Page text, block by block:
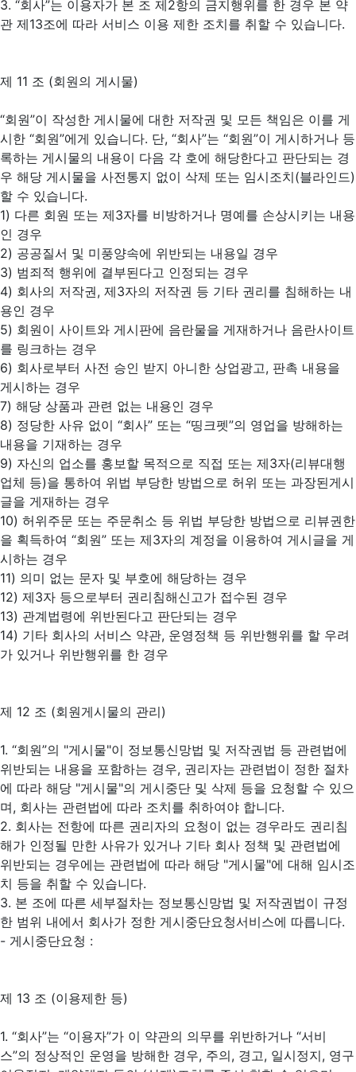
3. “회사”는 이용자가 본 조 제2항의 금지행위를 한 경우 본 약
관 제13조에 따라 서비스 이용 제한 조치를 취할 수 있습니다.
제 11 조 (회원의 게시물)
“회원”이 작성한 게시물에 대한 저작권 및 모든 책임은 이를 게
시한 “회원”에게 있습니다. 단, “회사”는 “회원”이 게시하거나 등
록하는 게시물의 내용이 다음 각 호에 해당한다고 판단되는 경
우 해당 게시물을 사전통지 없이 삭제 또는 임시조치(블라인드)
할 수 있습니다.
1) 다른 회원 또는 제3자를 비방하거나 명예를 손상시키는 내용
인 경우
2) 공공질서 및 미풍양속에 위반되는 내용일 경우
3) 범죄적 행위에 결부된다고 인정되는 경우
4) 회사의 저작권, 제3자의 저작권 등 기타 권리를 침해하는 내
용인 경우
5) 회원이 사이트와 게시판에 음란물을 게재하거나 음란사이트
를 링크하는 경우
6) 회사로부터 사전 승인 받지 아니한 상업광고, 판촉 내용을
게시하는 경우
7) 해당 상품과 관련 없는 내용인 경우
8) 정당한 사유 없이 “회사” 또는 “띵크펫”의 영업을 방해하는
내용을 기재하는 경우
9) 자신의 업소를 홍보할 목적으로 직접 또는 제3자(리뷰대행
업체 등)을 통하여 위법 부당한 방법으로 허위 또는 과장된게시
글을 게재하는 경우
10) 허위주문 또는 주문취소 등 위법 부당한 방법으로 리뷰권한
을 획득하여 “회원” 또는 제3자의 계정을 이용하여 게시글을 게
시하는 경우
11) 의미 없는 문자 및 부호에 해당하는 경우
12) 제3자 등으로부터 권리침해신고가 접수된 경우
13) 관계법령에 위반된다고 판단되는 경우
14) 기타 회사의 서비스 약관, 운영정책 등 위반행위를 할 우려
가 있거나 위반행위를 한 경우
제 12 조 (회원게시물의 관리)
1. “회원”의 "게시물"이 정보통신망법 및 저작권법 등 관련법에
위반되는 내용을 포함하는 경우, 권리자는 관련법이 정한 절차
에 따라 해당 "게시물"의 게시중단 및 삭제 등을 요청할 수 있으
며, 회사는 관련법에 따라 조치를 취하여야 합니다.
2. 회사는 전항에 따른 권리자의 요청이 없는 경우라도 권리침
해가 인정될 만한 사유가 있거나 기타 회사 정책 및 관련법에
위반되는 경우에는 관련법에 따라 해당 "게시물"에 대해 임시조
치 등을 취할 수 있습니다.
3. 본 조에 따른 세부절차는 정보통신망법 및 저작권법이 규정
한 범위 내에서 회사가 정한 게시중단요청서비스에 따릅니다.
- 게시중단요청 :
제 13 조 (이용제한 등)
1. “회사”는 “이용자”가 이 약관의 의무를 위반하거나 “서비
스”의 정상적인 운영을 방해한 경우, 주의, 경고, 일시정지, 영구